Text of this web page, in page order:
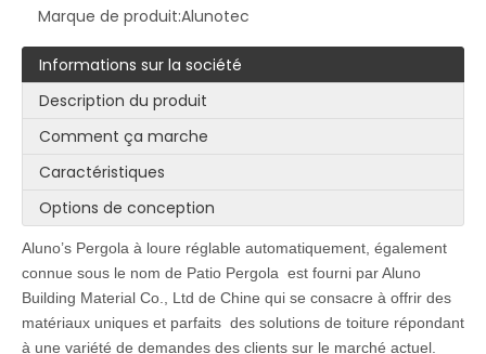
Marque de produit:Alunotec
Informations sur la société
Description du produit
Comment ça marche
Caractéristiques
Options de conception
Aluno’s Pergola à loure réglable automatiquement, également
connue sous le nom de Patio Pergola est fourni par Aluno
Building Material Co., Ltd de Chine qui se consacre à offrir des
matériaux uniques et parfaits des solutions de toiture répondant
à une variété de demandes des clients sur le marché actuel.